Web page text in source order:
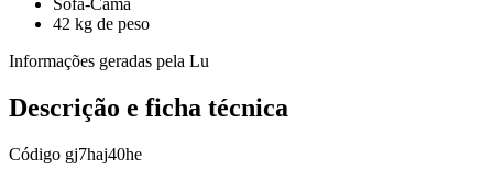
Sofá-Cama
42 kg de peso
Informações geradas pela Lu
Descrição e ficha técnica
Código gj7haj40he